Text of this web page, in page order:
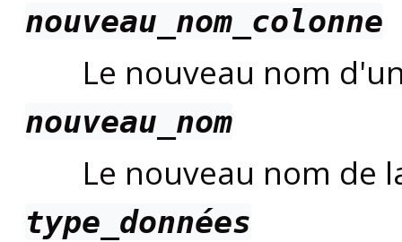
nouveau_nom_colonne
Le nouveau nom
nouveau_nom
Le nouveau nom de
type_données